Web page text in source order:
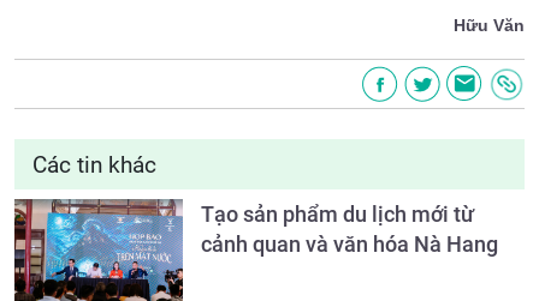
Hữu Văn
Các tin khác
Tạo sản phẩm du lịch mới từ
cảnh quan và văn hóa Nà Hang